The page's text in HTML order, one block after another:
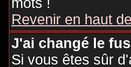
Revenir en haut
J'ai changé le
Si vous êtes sûr